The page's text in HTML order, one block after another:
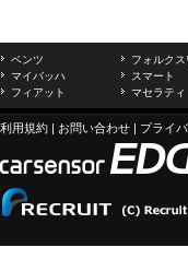
ベンツ フォルク
マイバッハ
スマート
フィアット
マセラティ
利用規約 | お問い合わせ | プライ